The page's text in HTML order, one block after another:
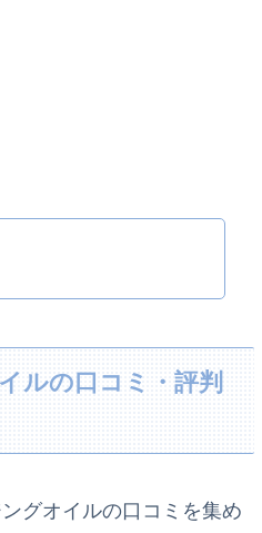
ルの口コミ・評判
グオイルの口コミを集め